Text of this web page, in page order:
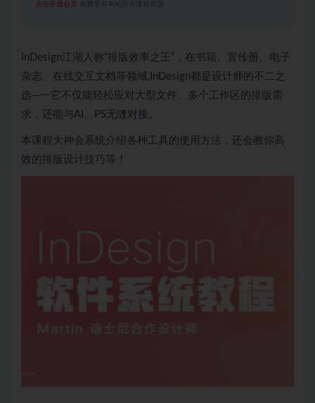
点击开通会员 免费享有本站所有课程资源
InDesign江湖人称“排版效率之王”，在书籍、宣传册、电子
杂志、在线交互文档等领域,InDesign都是设计师的不二之
选—一它不仅能轻松应对大型文件、多个工作区的排版需
求，还能与AI、PS无缝对接。
本课程大神会系统介绍各种工具的使用方法，还会教你高
效的排版设计技巧等！